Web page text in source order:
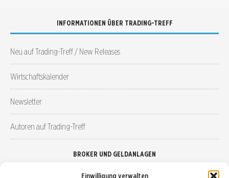
Einwilligung verwalten
INFORMATIONEN ÜBER TRADING-TREFF
Neu auf Trading-Treff / New Releases
Wirtschaftskalender
Newsletter
Autoren auf Trading-Treff
BROKER UND GELDANLAGEN